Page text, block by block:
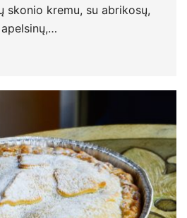
skonio kremu, su abrikosų,
apelsinų,…